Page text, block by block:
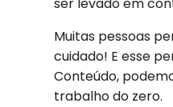
ser levado em
Muitas pessoas
cuidado! E esse
Conteúdo,
trabalho do zero.